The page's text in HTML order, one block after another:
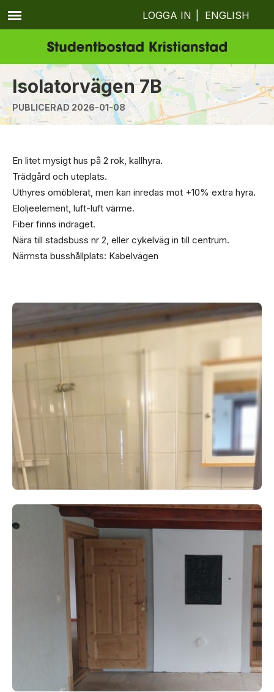
LOGGA IN ENGLISH
Isolatorvägen 7B
PUBLICERAD 2026-01-08
En litet mysigt hus på 2 rok, kallhyra.
Trädgård och uteplats.
Uthyres omöblerat, men kan inredas mot +10% extra hyra.
Eloljeelement, luft-luft värme.
Fiber finns indraget.
Nära till stadsbuss nr 2, eller cykelväg in till centrum.
Närmsta busshållplats: Kabelvägen